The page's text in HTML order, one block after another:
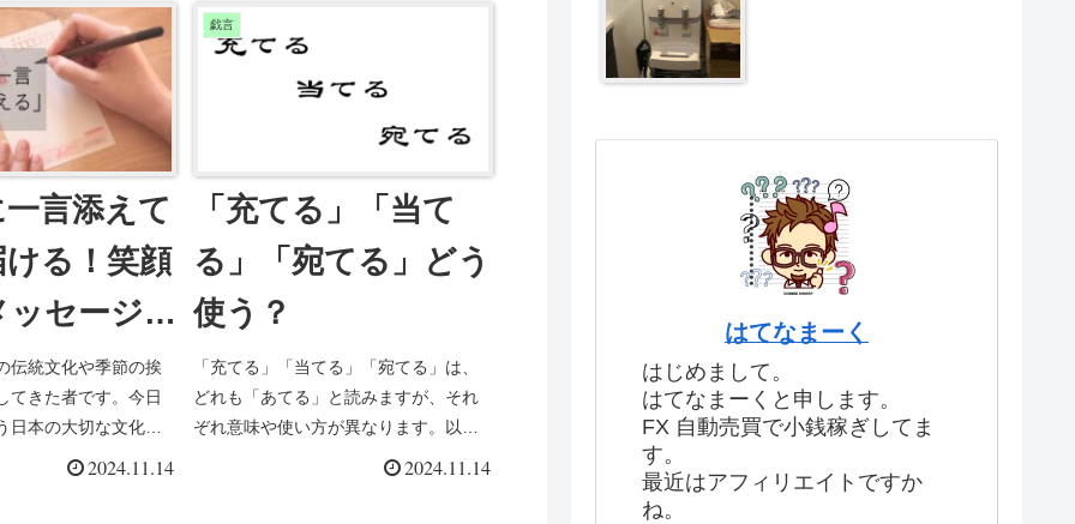
まで、日常的に使う
背景と文化的意味
話を交えながら探り
から見える日本文化
。
で紐解く、日常的に使う言葉の意外な
ルーツシリーズ。言葉の変化から見る
日本社会の移り変わりも考察します。
言添えて
る！笑顔
ッセージ
伝統文化や季節の挨
てきた者です。今日
日本の大切な文化に
きの薀蓄をお話しし
2024.11.14
戯言
「充てる」「当て
る」「宛てる」どう
使う？
「充てる」「当てる」「宛てる」は、
どれも「あてる」と読みますが、それ
ぞれ意味や使い方が異なります。以下
に違いを詳しく説明し、例文も併せて
2024.11.14
はてなまーく
はじめまして。
はてなまーくと申します。
FX 自動売買で小銭稼ぎしてま
す。
最近はアフィリエイトですか
ね。